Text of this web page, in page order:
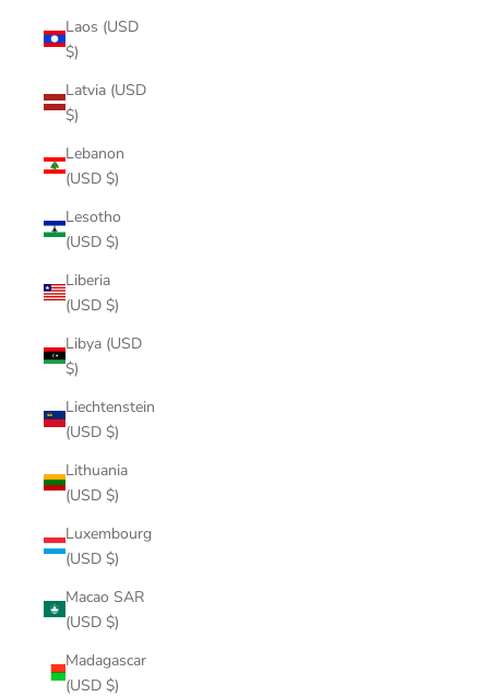
Laos (USD
$)
Latvia (USD
$)
Lebanon
(USD $)
Lesotho
(USD $)
Liberia
(USD $)
Libya (USD
$)
Liechtenstein
(USD $)
Lithuania
(USD $)
Luxembourg
(USD $)
Macao SAR
(USD $)
Madagascar
(USD $)